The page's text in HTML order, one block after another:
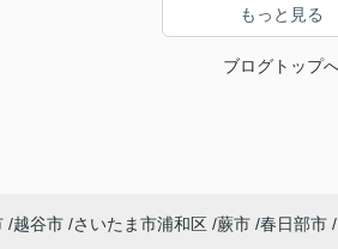
もっと見る
ブログトップ
越谷市 さいたま市浦和区 蕨市 春日部市